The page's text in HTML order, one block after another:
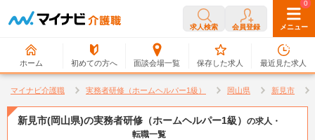
求人検索 会員登録 メニュー
ホーム 初めての方へ 面談会場一覧
0
保存した求人
0
最近見た求人
マイナビ介護職 実務者研修（ホームヘルパー1級） 岡山県 新見市
新見市(岡山県)の実務者研修（ホームヘルパー1級） の求人・
転職一覧